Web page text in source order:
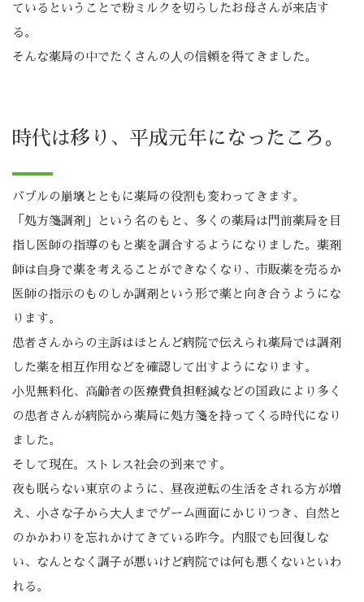
ているということで粉ミルクを切らしたお母さんが来店す
る。
そんな薬局の中でたくさんの⼈の信頼を得てきました。
時代は移り、平成元年になったころ。
バブルの崩壊とともに薬局の役割も変わってきます。
「処方箋調剤」という名のもと、多くの薬局は門前薬局を目
指し医師の指導のもと薬を調合するようになりました。薬剤
師は⾃⾝で薬を考えることができなくなり、市販薬を売るか
医師の指示のものしか調剤という形で薬と向き合うようにな
ります。
患者さんからの主訴はほとんど病院で伝えられ薬局では調剤
した薬を相互作用などを確認して出すようになります。
⼩児無料化、高齢者の医療費負担軽減などの国政により多く
の患者さんが病院から薬局に処方箋を持ってくる時代になり
ました。
そして現在。ストレス社会の到来です。
夜も眠らない東京のように、昼夜逆転の⽣活をされる⽅が増
え、⼩さな⼦から⼤⼈までゲーム画面にかじりつき、自然と
のかかわりを忘れかけてきている昨今。内服でも回復しな
い、なんとなく調⼦が悪いけど病院では何も悪くないといわ
れる。